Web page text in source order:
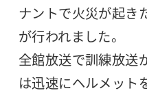
ナントで火災が起き
が行われました。
全館放送で訓練放送
は迅速にヘルメット